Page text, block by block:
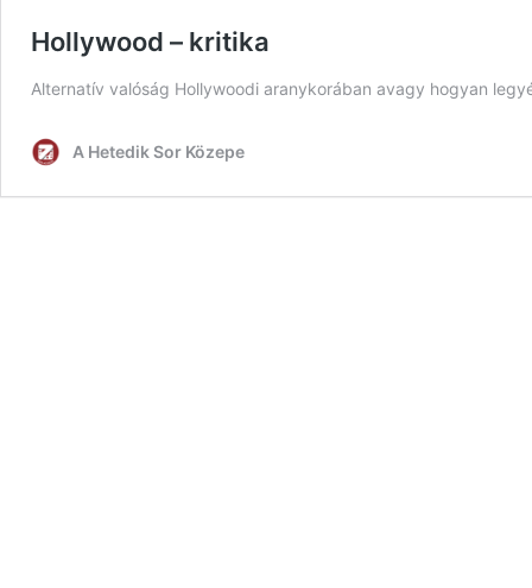
Hollywood – kritika
Alternatív valóság Hollywoodi aranykorában avagy hogyan
A Hetedik Sor Közepe